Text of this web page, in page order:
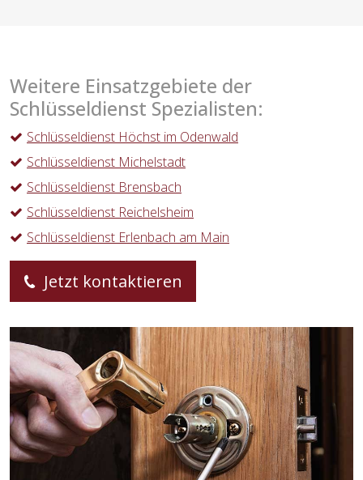
Weitere Einsatzgebiete der
Schlüsseldienst Spezialisten:
Schlüsseldienst Höchst im Odenwald
Schlüsseldienst Michelstadt
Schlüsseldienst Brensbach
Schlüsseldienst Reichelsheim
Schlüsseldienst Erlenbach am Main
Jetzt kontaktieren